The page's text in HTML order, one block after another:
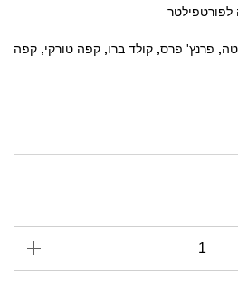
לפורטפילטר
, פרנץ' פרס, קולד ברו, קפה טורקי, קפה